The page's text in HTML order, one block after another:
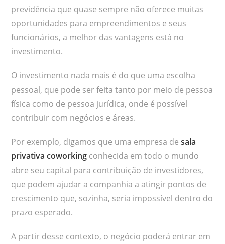
previdência que quase sempre não oferece muitas
oportunidades para empreendimentos e seus
funcionários, a melhor das vantagens está no
investimento.
O investimento nada mais é do que uma escolha
pessoal, que pode ser feita tanto por meio de pessoa
física como de pessoa jurídica, onde é possível
contribuir com negócios e áreas.
Por exemplo, digamos que uma empresa desala
privativa coworking conhecida em todo o mundo
abre seu capital para contribuição de investidores,
que podem ajudar a companhia a atingir pontos de
crescimento que, sozinha, seria impossível dentro do
prazo esperado.
A partir desse contexto, o negócio poderá entrar em